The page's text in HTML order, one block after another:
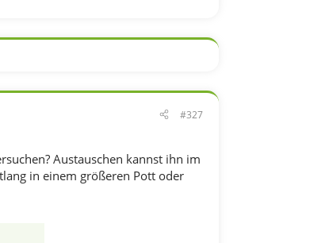
#327
Austauschen kannst ihn im
in einem größeren Pott oder